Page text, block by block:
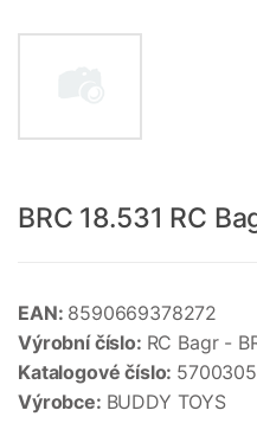
BRC 18.531 RC
EAN: 8590669378272
Výrobní číslo: RC Bagr -
Katalogové číslo:
Výrobce: BUDDY TOYS